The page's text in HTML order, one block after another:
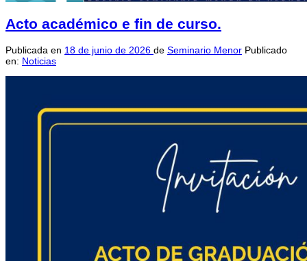
Acto académico e fin de curso.
Publicada en 18 de junio de 2026 de Seminario Menor Publicado
en: Noticias